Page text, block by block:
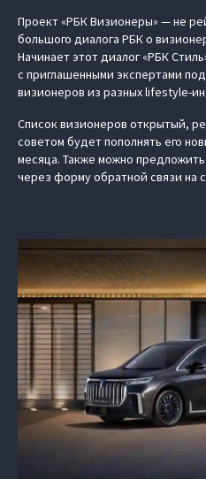
Проект «РБК Визионеры» — не
большого диалога РБК о
Начинает этот диалог «РБК
с приглашенными экспертами
визионеров из разных lifestyle-
Список визионеров открытый,
советом будет пополнять его
месяца. Также можно
через форму обратной связи на